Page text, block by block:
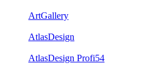
ArtGallery
AtlasDesign
AtlasDesign Profi54